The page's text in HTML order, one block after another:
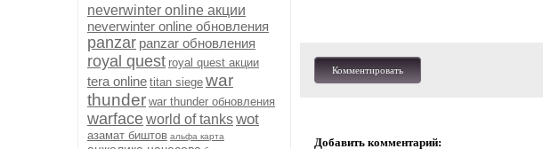
neverwinter online акции
neverwinter online обновления
panzar panzar обновления
royal quest royal quest акции
tera online titan siege war
thunder war thunder обновления
warfaceworld of tankswot
азамат биштов альфа карта
Комментировать
Добавить комментарий: